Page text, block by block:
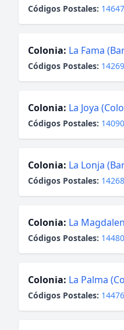
Códigos Postales: 14647
Colonia: La Fama
Códigos Postales: 14269
Colonia: La Joya
Códigos Postales: 14090
Colonia: La Lonja
Códigos Postales: 14268
Colonia: La
Códigos Postales: 14480
Colonia: La Palma
Códigos Postales: 14476